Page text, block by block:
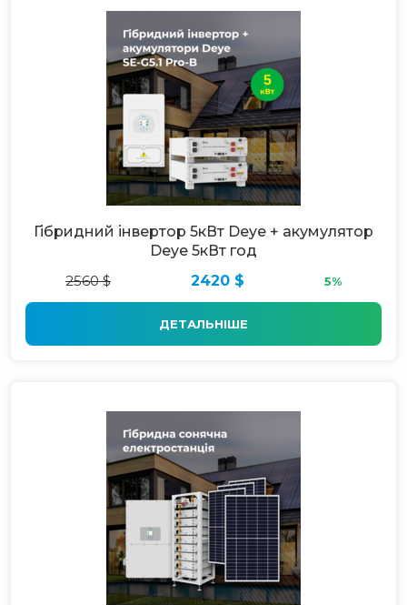
Гібридний інвертор 5кВт Deye + акумулятор
Deye 5кВт год
2560 $
2420 $ 5%
ДЕТАЛЬНІШЕ